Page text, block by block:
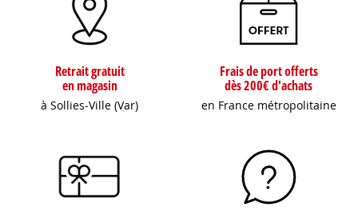
Retrait gratuit
en magasin
à Sollies-Ville (Var)
Frais de port offerts
dès 200€ d'achats
en France métropolitaine